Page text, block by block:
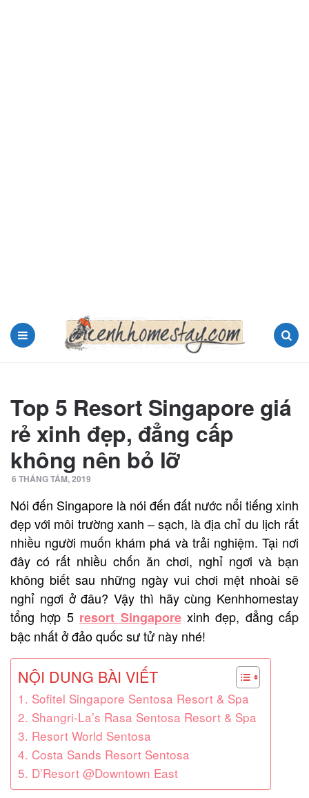
Top 5 Resort Singapore giá
rẻ xinh đẹp, đẳng cấp
không nên bỏ lỡ
6 THÁNG TÁM, 2019
Nói đến Singapore là nói đến đất nước nổi tiếng xinh
đẹp với môi trường xanh – sạch, là địa chỉ du lịch rất
nhiều người muốn khám phá và trải nghiệm. Tại nơi
đây có rất nhiều chốn ăn chơi, nghỉ ngơi và bạn
không biết sau những ngày vui chơi mệt nhoài sẽ
nghỉ ngơi ở đâu? Vậy thì hãy cùng Kenhhomestay
tổng hợp 5 resort Singaporexinh đẹp, đẳng cấp
bậc nhất ở đảo quốc sư tử này nhé!
NỘI DUNG BÀI VIẾT
1. Sofitel Singapore Sentosa Resort & Spa
2. Shangri-La’s Rasa Sentosa Resort & Spa
3. Resort World Sentosa
4. Costa Sands Resort Sentosa
5. D’Resort @Downtown East